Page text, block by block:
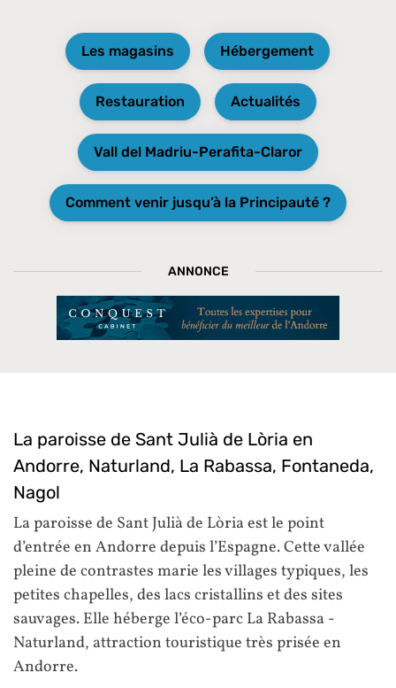
Les magasins Hébergement
Restauration Actualités
Vall del Madriu-Perafita-Claror
Comment venir jusqu’à la Principauté ?
ANNONCE
La paroisse de Sant Julià de Lòria en
Andorre, Naturland, La Rabassa, Fontaneda,
Nagol
La paroisse de Sant Julià de Lòria est le point
d’entrée en Andorre depuis l’Espagne. Cette vallée
pleine de contrastes marie les villages typiques, les
petites chapelles, des lacs cristallins et des sites
sauvages. Elle héberge l’éco-parc La Rabassa -
Naturland, attraction touristique très prisée en
Andorre.